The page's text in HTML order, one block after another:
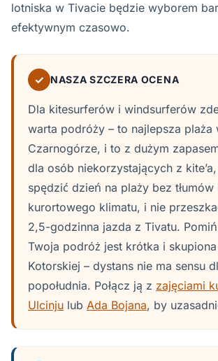
lotniska w Tivacie będzie wyborem
efektywnym czasowo.
✓ NASZA SZCZERA OCENA
Dla kitesurferów i windsurferów
warta podróży – to najlepsza plaża
Czarnogórze, i to z dużym
dla osób niekorzystających z
spędzić dzień na plaży bez tłumów
kurortowego klimatu, i nie
2,5-godzinna jazda z Tivatu.
Twoja podróż jest krótka i
Kotorskiej – dystans nie ma sensu
popołudnia. Połącz ją z zajęciami
Ulcinju lub Ada Bojana, by